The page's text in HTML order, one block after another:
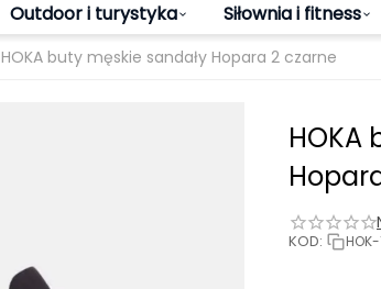
Outdoor i turystyka Siłownia i fitness
HOKA buty męskie sandały Hopara 2 czarne
HOKA
KOD: